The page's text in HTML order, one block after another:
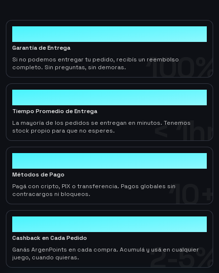
100%
Garantía de Entrega
Si no podemos entregar tu pedido, recibís un reembolso
completo. Sin preguntas, sin demoras.
< 1hr
Tiempo Promedio de Entrega
La mayoría de los pedidos se entregan en minutos. Tenemos
stock propio para que no esperes.
10+
Métodos de Pago
Pagá con cripto, PIX o transferencia. Pagos globales sin
contracargos ni bloqueos.
2-5%
Cashback en Cada Pedido
Ganás ArgenPoints en cada compra. Acumulá y usá en cualquier
juego, cuando quieras.